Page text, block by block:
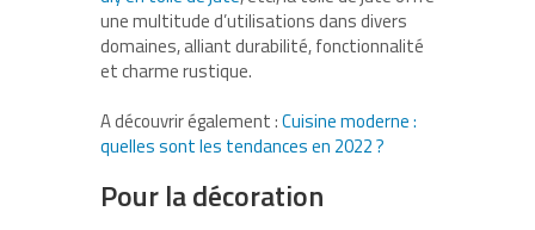
une multitude d’utilisations dans divers
domaines, alliant durabilité, fonctionnalité
et charme rustique.
A découvrir également :Cuisine moderne :
quelles sont les tendances en 2022 ?
Pour la décoration